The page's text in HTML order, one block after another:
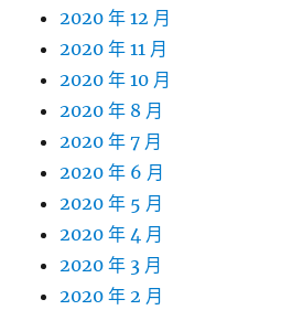
2020 年 12 月
2020 年 11 月
2020 年 10 月
2020 年 8 月
2020 年 7 月
2020 年 6 月
2020 年 5 月
2020 年 4 月
2020 年 3 月
2020 年 2 月